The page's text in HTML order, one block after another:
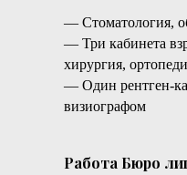
— Стоматология,
— Три кабинета
хирургия,
— Один рентген-
визиографом
Работа Бюро